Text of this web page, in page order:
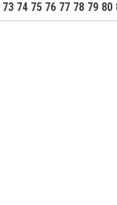
73 74 75 76 77 78 79 80